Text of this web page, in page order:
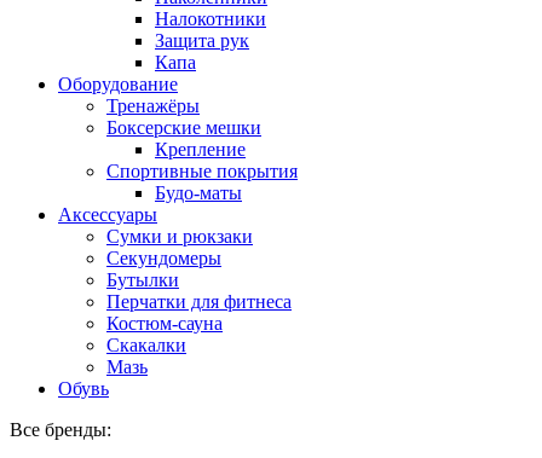
Налокотники
Защита рук
Капа
Оборудование
Тренажёры
Боксерские мешки
Крепление
Спортивные покрытия
Будо-маты
Аксессуары
Сумки и рюкзаки
Секундомеры
Бутылки
Перчатки для фитнеса
Костюм-сауна
Скакалки
Мазь
Обувь
Все бренды: